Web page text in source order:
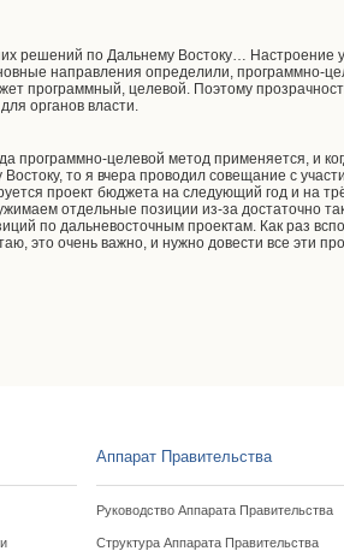
решений по Дальнему Востоку… Настроение
направления определили, программно-
программный, целевой. Поэтому
органов власти.
программно-целевой метод применяется, и
то я вчера проводил совещание с
проект бюджета на следующий год и на
отдельные позиции из-за достаточно
по дальневосточным проектам. Как раз
это очень важно, и нужно довести все эти
Аппарат Правительства
Руководство Аппарата Правительства
Структура Аппарата Правительства